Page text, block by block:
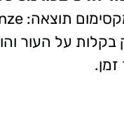
על העור